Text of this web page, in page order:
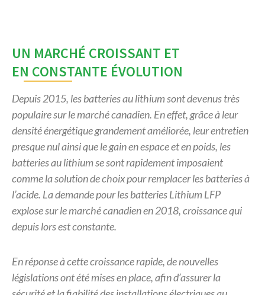
UN MARCHÉ CROISSANT ET
EN CONSTANTE ÉVOLUTION
Depuis 2015, les batteries au lithium sont devenus très
populaire sur le marché canadien. En effet, grâceà leur
densité énergétique grandement améliorée, leur entretien
presque nul ainsi que le gain en espaceet en poids, les
batteries au lithium se sont rapidement imposaient
comme la solution de choixpour remplacer les batteries à
l’acide. La demande pour les batteries Lithium LFP
explose sur le marché canadien en 2018,croissance qui
depuis lors est constante.
En réponse à cette croissance rapide, de nouvelles
législations ont été mises en place, afin d’assurer la